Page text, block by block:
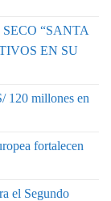
“SANTA
EN SU
120 millones en
fortalecen
el Segundo